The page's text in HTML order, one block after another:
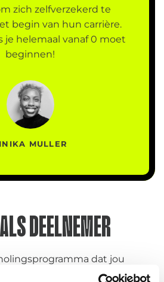
zich zelfverzekerd te
begin van hun carrière.
je helemaal vanaf 0 moet
beginnen!
MULLER
DEELNEMER
dat jou
gaat leren over het werken